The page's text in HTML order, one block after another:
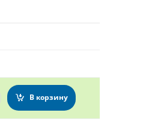
В корзину